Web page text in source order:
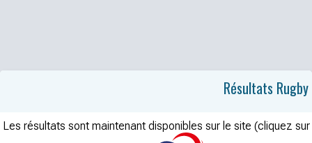
Résultats Rugby
Les résultats sont maintenant disponibles sur le site (cliquez sur